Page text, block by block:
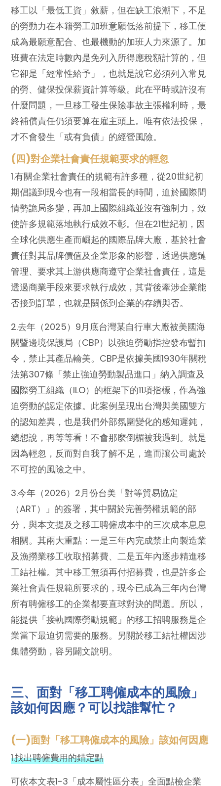
移工以「最低工資」敘薪，但在缺工浪潮下，不足
的勞動力在本籍勞工加班意願低落前提下，移工便
成為最願意配合、也最機動的加班人力來源了。加
班費在法定時數內是免列入所得應稅額計算的，但
它卻是「經常性給予」，也就是說它必須列入常見
的勞、健保投保薪資計算等級。此在平時或許沒有
什麼問題，一旦移工發生保險事故主張權利時，最
終補償責任仍須要算在雇主頭上。唯有依法投保，
才不會發生「或有負債」的經營風險。
(四)對企業社會責任規範要求的輕忽
1.有關企業社會責任的規範有許多種，從20世紀初
期倡議到現今也有一段相當長的時間，迫於國際間
情勢詭局多變，再加上國際組織並沒有強制力，致
使許多規範落地執行成效不彰。但在21世紀初，因
全球化供應生產而崛起的國際品牌大廠，基於社會
責任對其品牌價值及企業形象的影響，透過供應鏈
管理、要求其上游供應商遵守企業社會責任，這是
透過商業手段來要求執行成效，其背後牽涉企業能
否接到訂單，也就是關係到企業的存續與否。
2.去年（2025）9月底台灣某自行車大廠被美國海
關暨邊境保護局（CBP）以強迫勞動指控發布暫扣
令，禁止其產品輸美。CBP是依據美國1930年關稅
法第307條「禁止強迫勞動製品進口」納入調查及
國際勞工組織（ILO）的框架下的11項指標，作為強
迫勞動的認定依據。此案例呈現出台灣與美國雙方
的認知差異，也是我們外部氛圍變化的感知遲鈍，
總想說，再等等看！不會那麼倒楣被我遇到。就是
因為輕忽，反而對自我了解不足，進而讓公司處於
不可控的風險之中。
3.今年（2026）2月份台美「對等貿易協定
（ART）」的簽署，其中關於完善勞權規範的部
分，與本文提及之移工聘僱成本中的三次成本息息
相關。其兩大重點：一是三年內完成禁止向製造業
及漁撈業移工收取招募費、二是五年內逐步精進移
工結社權。其中移工無須再付招募費，也是許多企
業社會責任規範所要求的，現今已成為三年內台灣
所有聘僱移工的企業都要直球對決的問題。所以，
能提供「接軌國際勞動規範」的移工招聘服務是企
業當下最迫切需要的服務。另關於移工結社權因涉
集體勞動，容另闢文說明。
三、面對「移工聘僱成本的風險」
該如何因應？可以找誰幫忙？
(一)面對「移工聘僱成本的風險」該如何因應
1.找出聘僱費用的錨定點
可依本文表1-3「成本屬性區分表」全面點檢企業